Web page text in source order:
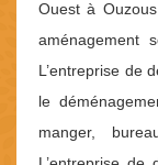
Ouest à
aménagement
L’entreprise de
le
manger,